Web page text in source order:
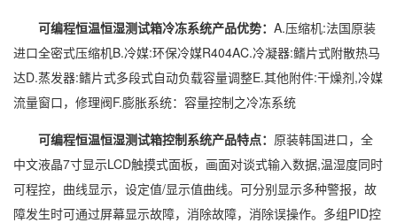
可编程恒温恒湿测试箱冷冻系统产品优势： A.压缩机:法国原装
进口全密式压缩机B.冷媒:环保冷媒R404AC.冷凝器:鳍片式附散热马
达D.蒸发器:鳍片式多段式自动负载容量调整E.其他附件:干燥剂,冷媒
流量窗口，修理阀F.膨胀系统：容量控制之冷冻系统
可编程恒温恒湿测试箱控制系统产品特点： 原装韩国进口，全
中文液晶7寸显示LCD触摸式面板，画面对谈式输入数据,温湿度同时
可程控，曲线显示，设定值/显示值曲线。可分别显示多种警报，故
障发生时可通过屏幕显示故障，消除故障，消除误操作。多组PID控